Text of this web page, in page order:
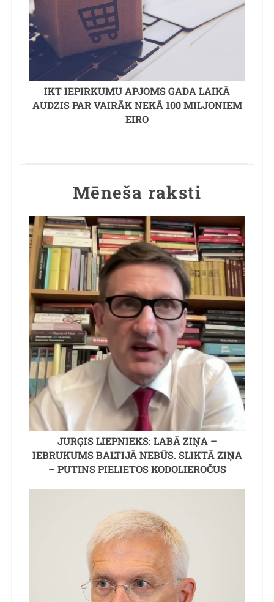
IKT IEPIRKUMU APJOMS GADA LAIKĀ
AUDZIS PAR VAIRĀK NEKĀ 100 MILJONIEM
EIRO
Mēneša raksti
JURĢIS LIEPNIEKS: LABĀ ZIŅA –
IEBRUKUMS BALTIJĀ NEBŪS. SLIKTĀ ZIŅA
– PUTINS PIELIETOS KODOLIEROČUS